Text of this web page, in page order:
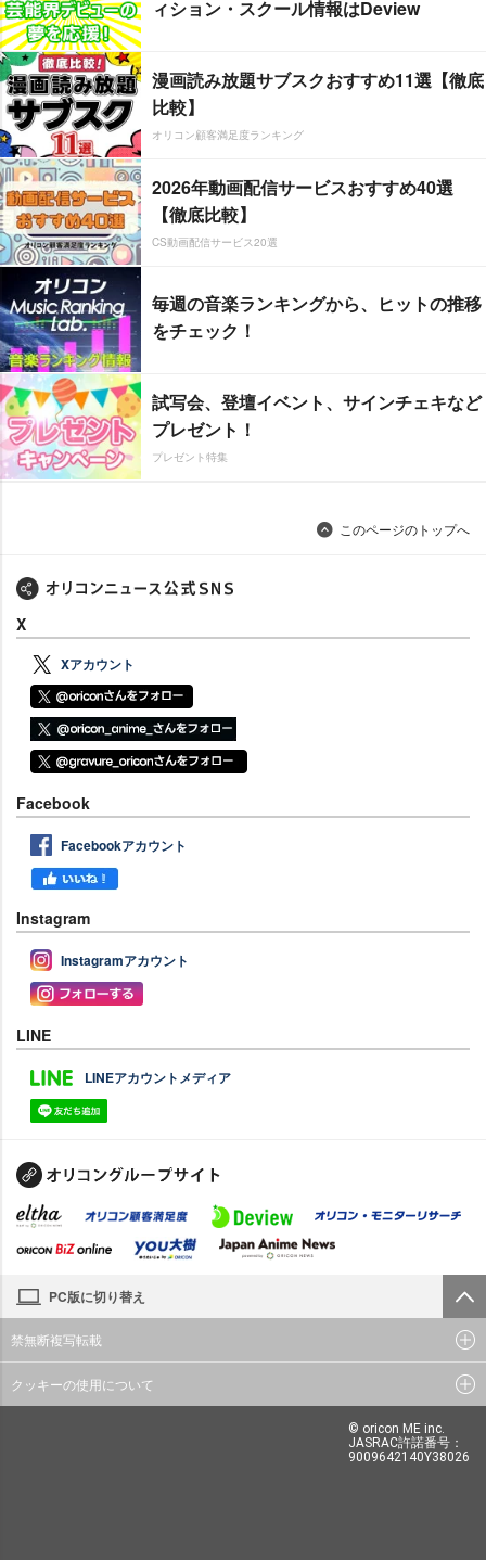
ィション・スクール情報はDeview
漫画読み放題サブスクおすすめ11選【徹底
比較】
オリコン顧客満足度ランキング
2026年動画配信サービスおすすめ40選
【徹底比較】
CS動画配信サービス20選
毎週の音楽ランキングから、ヒットの推移
をチェック！
試写会、登壇イベント、サインチェキなど
プレゼント！
プレゼント特集
このページのトップへ
X
Xアカウント
Facebook
Facebookアカウント
Instagram
Instagramアカウント
LINE
LINEアカウントメディア
PC版に切り替え
禁無断複写転載
クッキーの使用について
© oricon ME inc.
JASRAC許諾番号：
9009642140Y38026